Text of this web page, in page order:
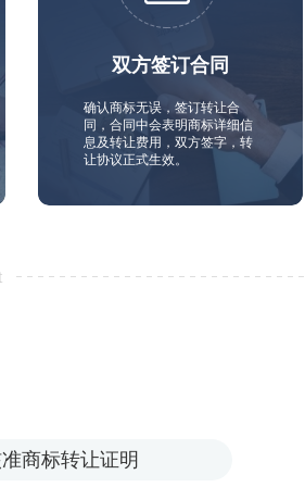
双方签订合同
确认商标无误，签订转让合
同，合同中会表明商标详细信
息及转让费用，双方签字，转
让协议正式生效。
商标转让证明